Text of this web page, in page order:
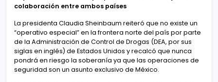
colaboración entre ambos países
La presidenta Claudia Sheinbaum reiteró que no existe un
“operativo especial” en la frontera norte del país por parte
de la Administración de Control de Drogas (DEA, por sus
siglas en inglés) de Estados Unidos y recalcó que nunca
pondrá en riesgo la soberanía ya que las operaciones de
seguridad son un asunto exclusivo de México.